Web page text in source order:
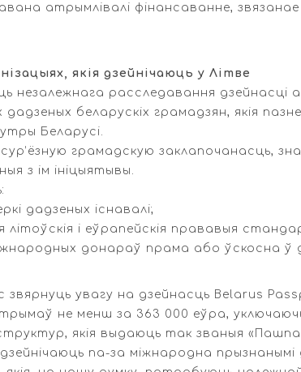
атрымлівалі фінансаванне,
якія дзейнічаюць у Літве
незалежнага расследавання дзейнасці
дадзеных беларускіх грамадзян, якія
Беларусі.
грамадскую заклапочанасць,
з ім ініцыятывы.
дадзеных існавалі;
літоўскія і еўрапейскія прававыя
донараў прама або ўскосна ў
увагу на дзейнасць Belarus
не менш за 363 000 еўра,
якія выдаюць так званыя
па-за міжнародна